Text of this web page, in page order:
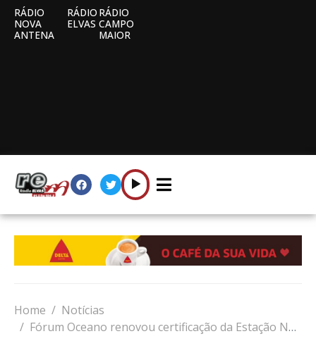
RÁDIO
NOVA
ANTENA
RÁDIO
ELVAS
RÁDIO
CAMPO
MAIOR
Home
Notícias
Fórum Oceano renovou certificação da Estação Náutica de Avis